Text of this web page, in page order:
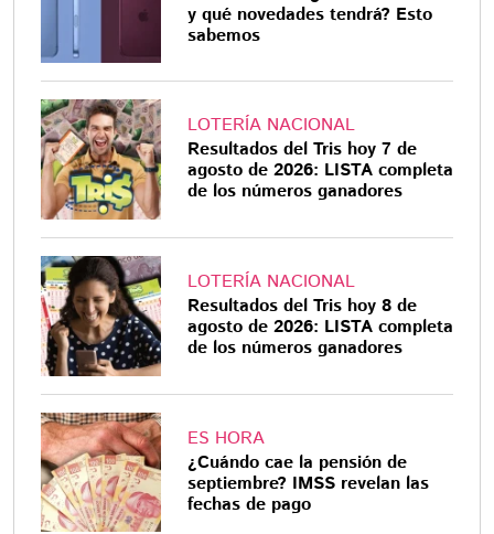
y qué novedades tendrá? Esto
sabemos
LOTERÍA NACIONAL
Resultados del Tris hoy 7 de
agosto de 2026: LISTA completa
de los números ganadores
LOTERÍA NACIONAL
Resultados del Tris hoy 8 de
agosto de 2026: LISTA completa
de los números ganadores
ES HORA
¿Cuándo cae la pensión de
septiembre? IMSS revelan las
fechas de pago